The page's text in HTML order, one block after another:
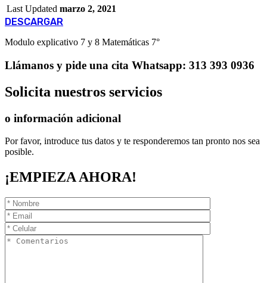
Last Updated marzo 2, 2021
DESCARGAR
Modulo explicativo 7 y 8 Matemáticas 7°
Llámanos y pide una cita Whatsapp: 313 393 0936
Solicita nuestros servicios
o información adicional
Por favor, introduce tus datos y te responderemos tan pronto nos sea
posible.
¡EMPIEZA AHORA!